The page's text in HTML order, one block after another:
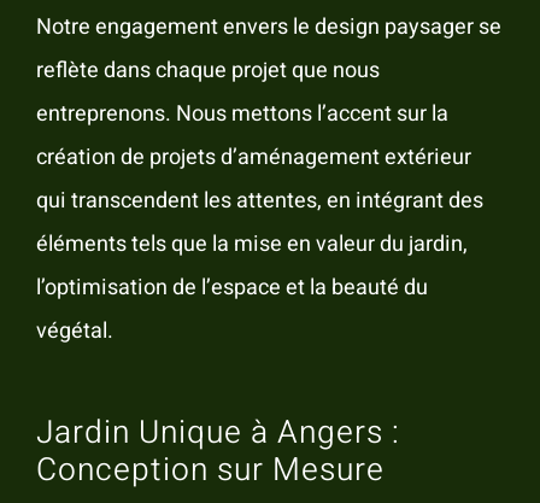
Notre engagement envers le design paysager se
reflète dans chaque projet que nous
entreprenons. Nous mettons l’accent sur la
création de projets d’aménagement extérieur
qui transcendent les attentes, en intégrant des
éléments tels que la mise en valeur du jardin,
l’optimisation de l’espace et la beauté du
végétal.
Jardin Unique à Angers :
Conception sur Mesure